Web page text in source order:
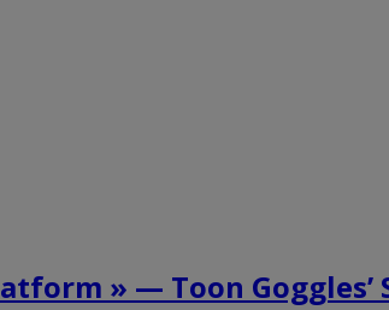
» — Toon Goggles’